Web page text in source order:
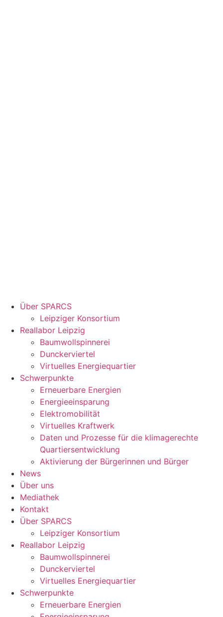
Über SPARCS
Leipziger Konsortium
Reallabor Leipzig
Baumwollspinnerei
Dunckerviertel
Virtuelles Energiequartier
Schwerpunkte
Erneuerbare Energien
Energieeinsparung
Elektromobilität
Virtuelles Kraftwerk
Daten und Prozesse für die klimagerechte
Quartiersentwicklung
Aktivierung der Bürgerinnen und Bürger
News
Über uns
Mediathek
Kontakt
Über SPARCS
Leipziger Konsortium
Reallabor Leipzig
Baumwollspinnerei
Dunckerviertel
Virtuelles Energiequartier
Schwerpunkte
Erneuerbare Energien